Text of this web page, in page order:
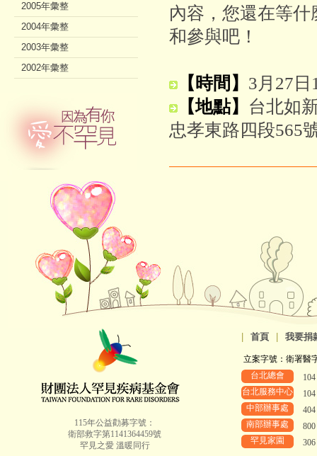
內容，您還在等
和參與吧！
【時間】 3月27日
【地點】 台北如
忠孝東路四段565
2005年彙整
2004年彙整
2003年彙整
2002年彙整
115年公益勸募字號：
衛部救字第1141364459號
罕見之愛 溫暖同行
首頁 我要捐
立案字號：衛署醫
台北總會
台北服務中心
中部辦事處
南部辦事處
罕見家園